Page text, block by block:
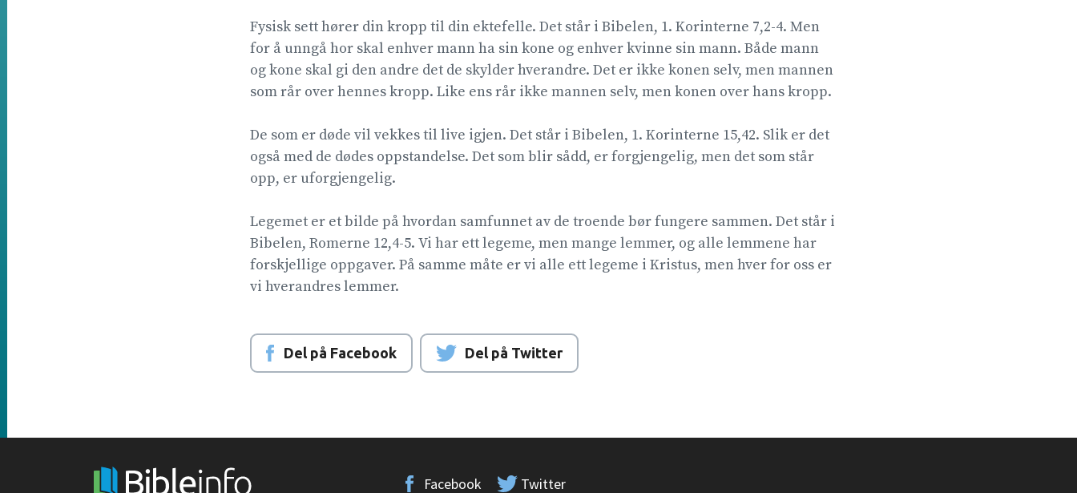
Fysisk sett hører din kropp til din ektefelle. Det står i Bibelen, 1. Korinterne 7,2-4. Men
for å unngå hor skal enhver mann ha sin kone og enhver kvinne sin mann. Både mann
og kone skal gi den andre det de skylder hverandre. Det er ikke konen selv, men mannen
som rår over hennes kropp. Like ens rår ikke mannen selv, men konen over hans kropp.
De som er døde vil vekkes til live igjen. Det står i Bibelen, 1. Korinterne 15,42. Slik er det
også med de dødes oppstandelse. Det som blir sådd, er forgjengelig, men det som står
opp, er uforgjengelig.
Legemet er et bilde på hvordan samfunnet av de troende bør fungere sammen. Det står i
Bibelen, Romerne 12,4-5. Vi har ett legeme, men mange lemmer, og alle lemmene har
forskjellige oppgaver. På samme måte er vi alle ett legeme i Kristus, men hver for oss er
vi hverandres lemmer.
Del på Facebook Del på Twitter
Facebook Twitter